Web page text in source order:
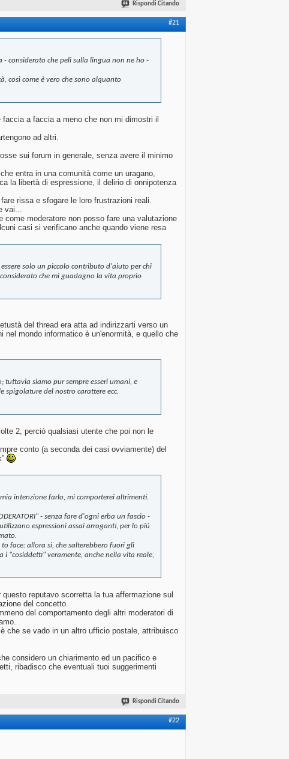
Rispondi Citando
#21
considerato che peli sulla lingua non ne ho -
così come è vero che sono alquanto
a faccia a meno che non mi dimostri il
ad altri.
sui forum in generale, senza avere il minimo
entra in una comunità come un uragano,
la libertà di espressione, il delirio di onnipotenza
rissa e sfogare le loro frustrazioni reali.
vai...
moderatore non posso fare una valutazione
casi si verificano anche quando viene resa
solo un piccolo contributo d'aiuto per chi
che mi guadagno la vita proprio
del thread era atta ad indirizzarti verso un
mondo informatico è un'enormità, e quello che
tuttavia siamo pur sempre esseri umani, e
spigolature del nostro carattere ecc.
2, perciò qualsiasi utente che poi non le
conto (a seconda dei casi ovviamente) del
intenzione farlo, mi comporterei altrimenti.
- senza fare d'ogni erba un fascio -
espressioni assai arroganti, per lo più
face: allora si, che salterebbero fuori gli
i "cosiddetti" veramente, anche nella vita reale,
reputavo scorretta la tua affermazione sul
del concetto.
del comportamento degli altri moderatori di
che se vado in un altro ufficio postale, attribuisco
considero un chiarimento ed un pacifico e
ribadisco che eventuali tuoi suggerimenti
Rispondi Citando
#22